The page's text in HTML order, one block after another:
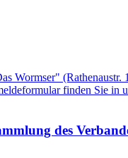
Wormser" (Rathenaustr.
finden Sie in
des